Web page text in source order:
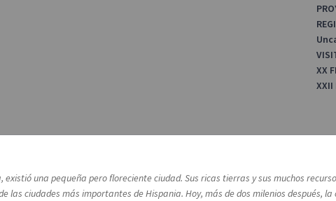
XX
XXII
una pequeña pero floreciente ciudad. Sus ricas tierras y sus muchos
las ciudades más importantes de Hispania. Hoy, más de dos milenios después,